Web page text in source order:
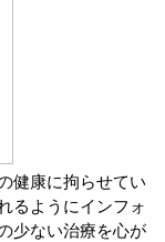
健康に拘らせてい
るようにインフォ
少ない治療を心が